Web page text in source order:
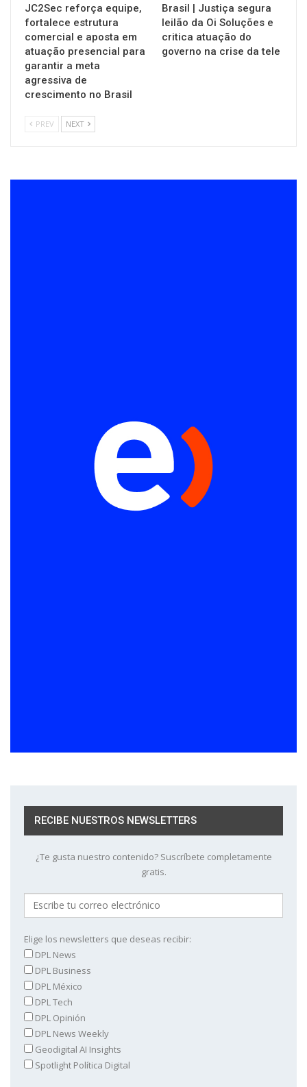
JC2Sec reforça equipe,
fortalece estrutura
comercial e aposta em
atuação presencial para
garantir a meta
agressiva de
crescimento no Brasil
Brasil | Justiça segura
leilão da Oi Soluções e
critica atuação do
governo na crise da tele
PREV NEXT
RECIBE NUESTROS NEWSLETTERS
¿Te gusta nuestro contenido? Suscríbete completamente
gratis.
Elige los newsletters que deseas recibir:
DPL News
DPL Business
DPL México
DPL Tech
DPL Opinión
DPL News Weekly
Geodigital AI Insights
Spotlight Política Digital